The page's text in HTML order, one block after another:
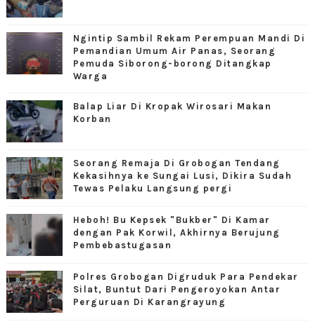
Ngintip Sambil Rekam Perempuan Mandi Di
Pemandian Umum Air Panas, Seorang
Pemuda Siborong-borong Ditangkap
Warga
Balap Liar Di Kropak Wirosari Makan
Korban
Seorang Remaja Di Grobogan Tendang
Kekasihnya ke Sungai Lusi, Dikira Sudah
Tewas Pelaku Langsung pergi
Heboh! Bu Kepsek "Bukber" Di Kamar
dengan Pak Korwil, Akhirnya Berujung
Pembebastugasan
Polres Grobogan Digruduk Para Pendekar
Silat, Buntut Dari Pengeroyokan Antar
Perguruan Di Karangrayung